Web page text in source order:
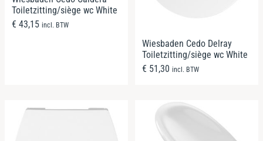
Toiletzitting/siège wc White
€ 43,15 incl. BTW
Wiesbaden Cedo Delray
Toiletzitting/siège wc White
€ 51,30 incl. BTW